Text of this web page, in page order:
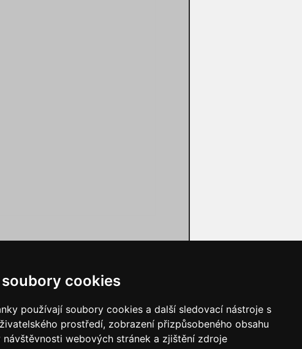
cookies
používají soubory cookies a další sledovací nástroje s
prostředí, zobrazení přizpůsobeného obsahu
návštěvnosti webových stránek a zjištění zdroje